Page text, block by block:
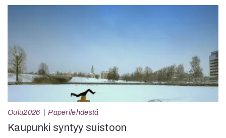
Oulu2026 Paperilehdestä
Kaupunki syntyy suistoon